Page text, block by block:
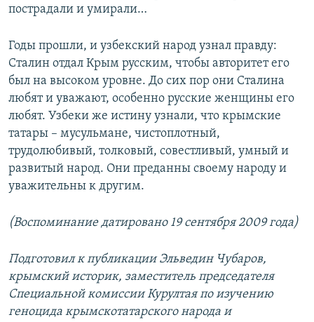
пострадали и умирали…
Годы прошли, и узбекский народ узнал правду:
Сталин отдал Крым русским, чтобы авторитет его
был на высоком уровне. До сих пор они Сталина
любят и уважают, особенно русские женщины его
любят. Узбеки же истину узнали, что крымские
татары – мусульмане, чистоплотный,
трудолюбивый, толковый, совестливый, умный и
развитый народ. Они преданны своему народу и
уважительны к другим.
(Воспоминание датировано 19 сентября 2009 года)
Подготовил к публикации Эльведин Чубаров,
крымский историк, заместитель председателя
Специальной комиссии Курултая по изучению
геноцида крымскотатарского народа и